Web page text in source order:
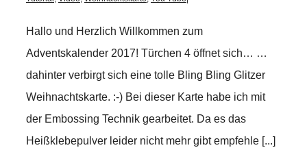
Hallo und Herzlich Willkommen zum
Adventskalender 2017! Türchen 4 öffnet sich… …
dahinter verbirgt sich eine tolle Bling Bling Glitzer
Weihnachtskarte. :-) Bei dieser Karte habe ich mit
der Embossing Technik gearbeitet. Da es das
Heißklebepulver leider nicht mehr gibt empfehle [...]